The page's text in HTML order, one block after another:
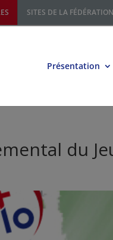
SITES DE LA FÉDÉRATION
Présentation
du